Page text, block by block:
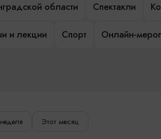
области Спектакли
и лекции Спорт Онлайн-
Этот месяц